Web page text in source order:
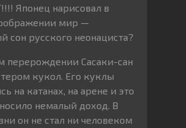
Японец нарисовал в
мир —
сон русского неонациста?
перерождении Сасаки-сан
кукол. Его куклы
на катанах, на арене и это
немалый доход. В
он не стал ни человеком